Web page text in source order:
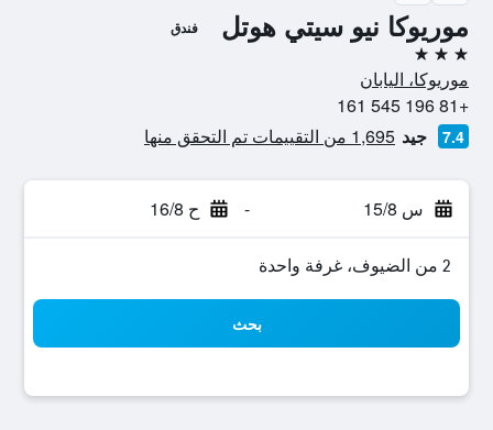
موريوكا نيو سيتي هوتل فندق
3 نجوم
موريوكا، اليابان
+81 196 545 161
7.4 جيد 1,695 من التقييمات تم التحقق منها
س 15/8 - ح 16/8
2 من الضيوف، غرفة واحدة
بحث